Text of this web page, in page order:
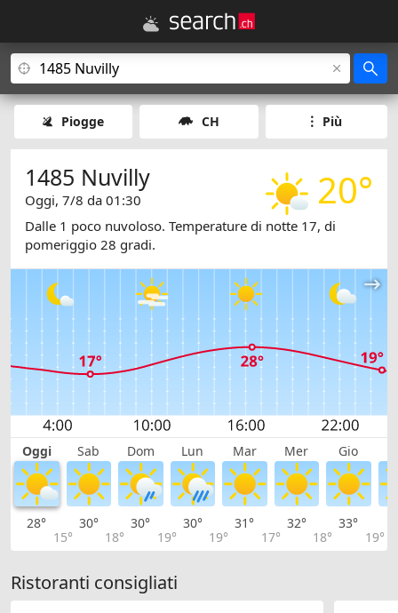
Piogge CH Più
20°
1485 Nuvilly
Oggi, 7/8 da 01:30
Dalle 1 poco nuvoloso. Temperature di notte 17, di
pomeriggio 28 gradi.
Oggi Sab Dom Lun Mar Mer Gio
28°
15°
30°
18°
30°
19°
30°
19°
31°
17°
32°
18°
33°
19°
Ristoranti consigliati